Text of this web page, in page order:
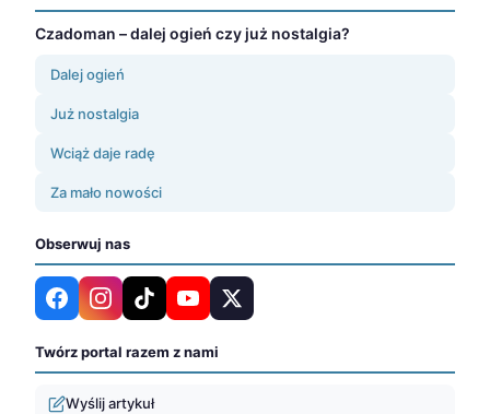
Czadoman – dalej ogień czy już nostalgia?
Dalej ogień
Już nostalgia
Wciąż daje radę
Za mało nowości
Obserwuj nas
Twórz portal razem z nami
Wyślij artykuł